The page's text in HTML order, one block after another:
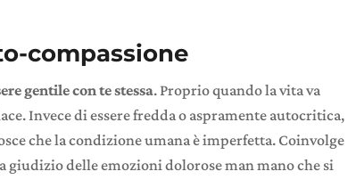
compassione
gentile con te stessa. Proprio quando la vita va
Invece di essere fredda o aspramente autocritica,
che la condizione umana è imperfetta. Coinvolge
giudizio delle emozioni dolorose man mano che si